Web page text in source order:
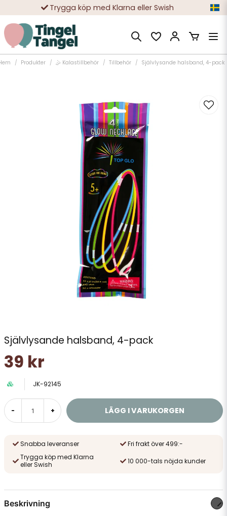
Trygga köp med Klarna eller Swish
10 000-tals nöjda kunder
Produkter 🤹 Kalastillbehör Tillbehör Självlysande halsband, 4-pack
Självlysande halsband, 4-pack
39 kr
JK-92145
- + LÄGG I VARUKORGEN
Snabba leveranser
Fri frakt över 499:-
Trygga köp med Klarna
eller Swish
10 000-tals nöjda kunder
Beskrivning